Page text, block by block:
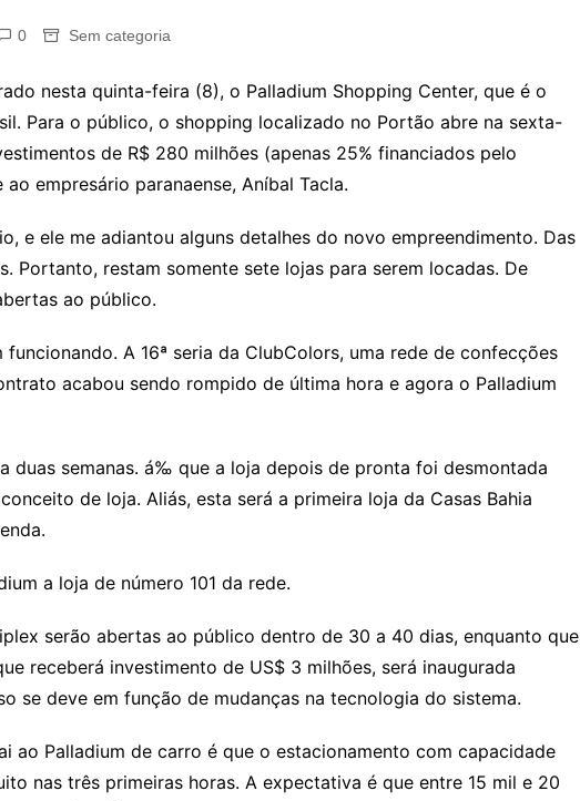
0 Sem categoria
nesta quinta-feira (8), o Palladium Shopping Center, que é o
Para o público, o shopping localizado no Portão abre na sexta-
de R$ 280 milhões (apenas 25% financiados pelo
empresário paranaense, Aníbal Tacla.
e ele me adiantou alguns detalhes do novo empreendimento. Das
Portanto, restam somente sete lojas para serem locadas. De
ao público.
funcionando. A 16ª seria da ClubColors, uma rede de confecções
acabou sendo rompido de última hora e agora o Palladium
duas semanas. á‰ que a loja depois de pronta foi desmontada
de loja. Aliás, esta será a primeira loja da Casas Bahia
a loja de número 101 da rede.
serão abertas ao público dentro de 30 a 40 dias, enquanto que
receberá investimento de US$ 3 milhões, será inaugurada
se deve em função de mudanças na tecnologia do sistema.
ao Palladium de carro é que o estacionamento com capacidade
nas três primeiras horas. A expectativa é que entre 15 mil e 20